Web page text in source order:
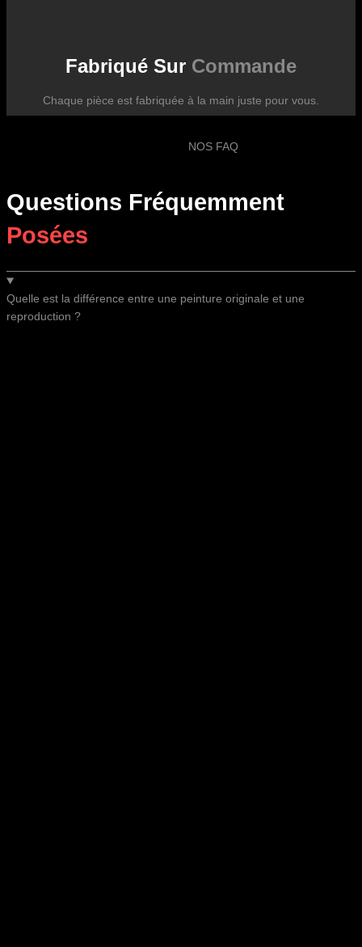
Fabriqué Sur Commande
Chaque pièce est fabriquée à la main juste pour vous.
NOS FAQ
Questions Fréquemment
Posées
Quelle est la différence entre une peinture originale et une
reproduction ?